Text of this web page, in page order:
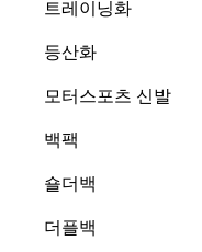
트레이닝화
등산화
모터스포츠 신발
백팩
숄더백
더플백